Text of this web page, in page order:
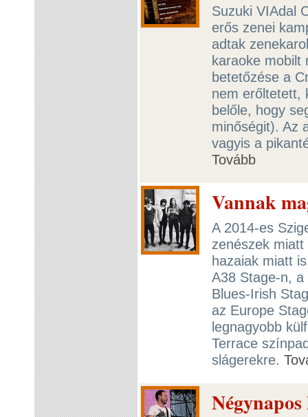
Suzuki VIAdal
erős zenei
adtak
karaoke mobilt
betetőzése a
nem erőltetett,
belőle, hogy
minőségit). Az
vagyis a
Tovább
Vannak
A 2014-es
zenészek
hazaiak miatt
A38 Stage-n,
Blues-Irish
az Europe
legnagyobb
Terrace
slágerekre.